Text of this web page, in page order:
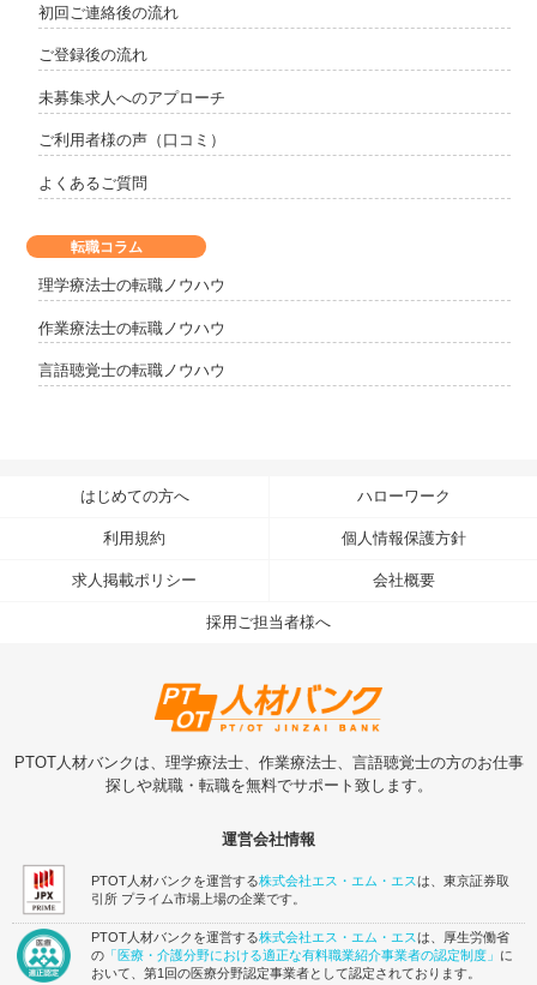
初回ご連絡後の流れ
ご登録後の流れ
未募集求人へのアプローチ
ご利用者様の声（口コミ）
よくあるご質問
転職コラム
理学療法士の転職ノウハウ
作業療法士の転職ノウハウ
言語聴覚士の転職ノウハウ
はじめての方へ ハローワーク
利用規約 個人情報保護方針
求人掲載ポリシー 会社概要
採用ご担当者様へ
PTOT人材バンクは、理学療法士、作業療法士、言語聴覚士の方のお仕事
探しや就職・転職を無料でサポート致します。
運営会社情報
PTOT人材バンクを運営する株式会社エス・エム・エスは、東京証券取
引所 プライム市場上場の企業です。
PTOT人材バンクを運営する株式会社エス・エム・エスは、厚生労働省
の 「医療・介護分野における適正な有料職業紹介事業者の認定制度」 に
おいて、第1回の医療分野認定事業者として認定されております。